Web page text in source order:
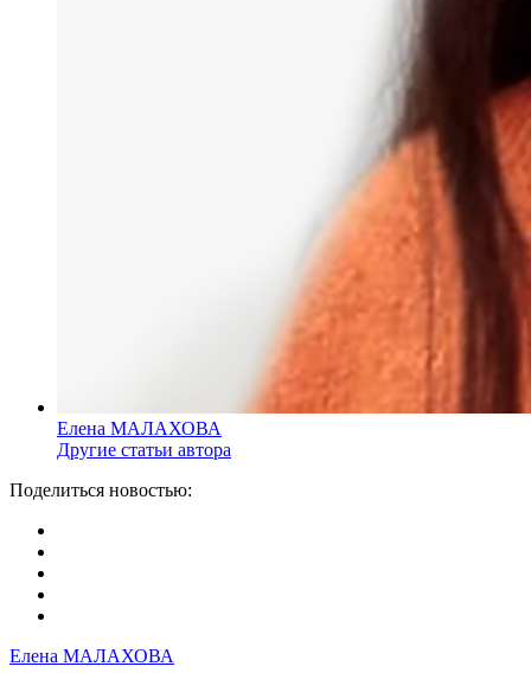
Елена МАЛАХОВА
Другие статьи автора
Поделиться новостью:
Елена МАЛАХОВА